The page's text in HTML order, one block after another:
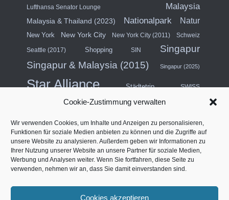
Cookie-Zustimmung verwalten
Wir verwenden Cookies, um Inhalte und Anzeigen zu personalisieren,
Funktionen für soziale Medien anbieten zu können und die Zugriffe auf
unsere Website zu analysieren. Außerdem geben wir Informationen zu
Ihrer Nutzung unserer Website an unsere Partner für soziale Medien,
Werbung und Analysen weiter. Wenn Sie fortfahren, diese Seite zu
verwenden, nehmen wir an, dass Sie damit einverstanden sind.
Cookies akzeptieren
Lufthansa Senator Lounge Malaysia
Malaysia & Thailand (2023) Nationalpark Natur
New York New York City New York City (2011) Schweiz
Seattle (2017) Shopping SIN
Singapur
Singapur & Malaysia (2015)
Singapur (2025)
Star Alliance Städtetrip SWISS
Südostasien (2011)
Turkish Airlines Türkei USA
USA (Mittlerer Westen) & Kanada (2018)
Vereinigte Arabische Emirate
Vertragslounge
Westküste Nordamerika (2014)